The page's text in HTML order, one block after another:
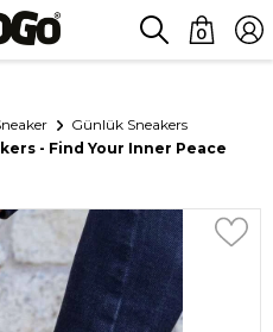
0
Günlük Sneakers
- Find Your Inner Peace